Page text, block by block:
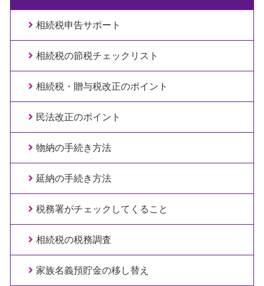
相続税申告サポート
相続税の節税チェックリスト
相続税・贈与税改正のポイント
民法改正のポイント
物納の手続き方法
延納の手続き方法
税務署がチェックしてくること
相続税の税務調査
家族名義預貯金の移し替え